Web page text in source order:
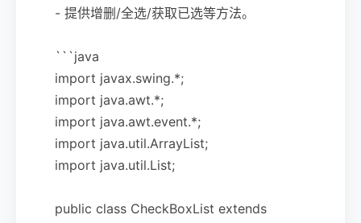
- 提供增删/全选/获取已选等方法。
```java
import javax.swing.*;
import java.awt.*;
import java.awt.event.*;
import java.util.ArrayList;
import java.util.List;
public class CheckBoxList extends